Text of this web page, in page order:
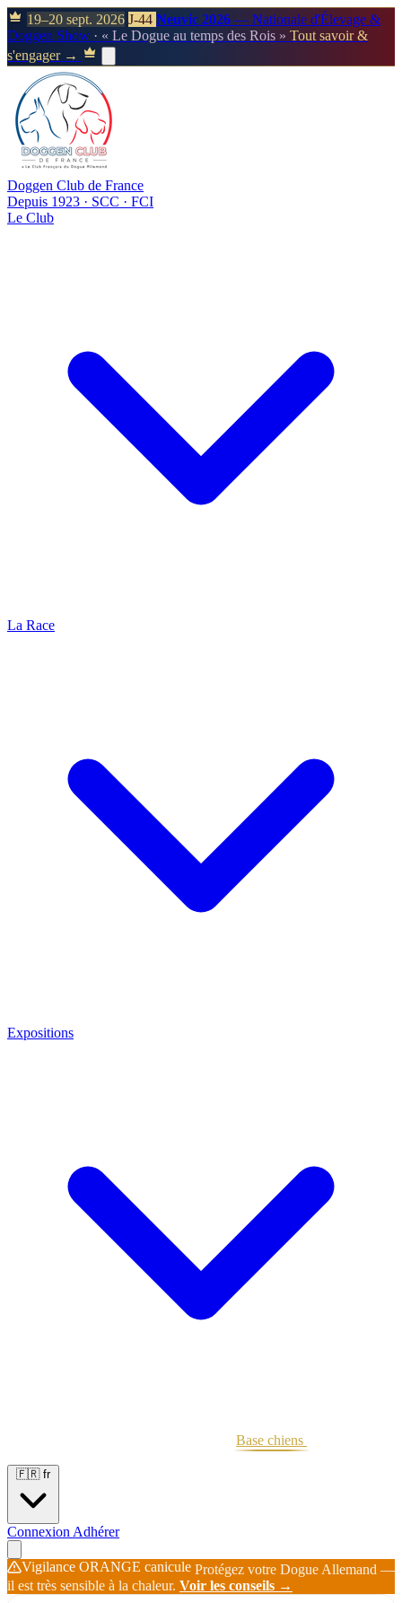
19–20 sept. 2026 J-44 Neuvic 2026 — Nationale d'Élevage &
Doggen Show · « Le Dogue au temps des Rois » Tout savoir &
s'engager →
Doggen Club de France
Depuis 1923 · SCC · FCI
Le Club
La Race
Expositions
Base chiens
🇫🇷 fr
Connexion Adhérer
Vigilance ORANGE canicule Protégez votre Dogue Allemand —
il est très sensible à la chaleur. Voir les conseils →